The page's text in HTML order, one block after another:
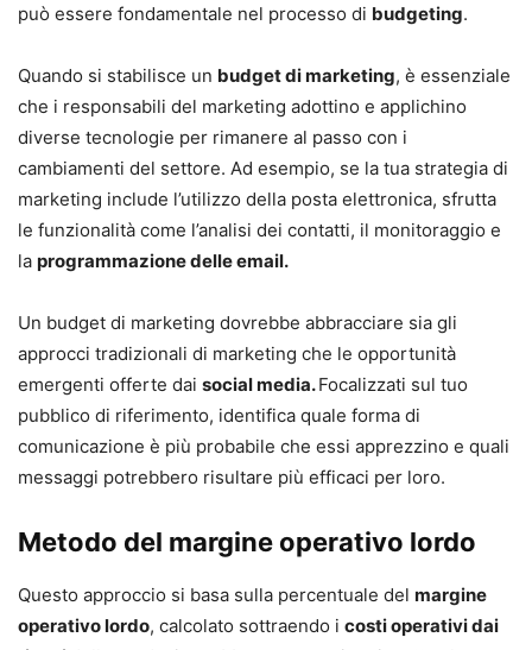
può essere fondamentale nel processo di budgeting.
Quando si stabilisce un budget di marketing, è essenziale
che i responsabili del marketing adottino e applichino
diverse tecnologie per rimanere al passo con i
cambiamenti del settore. Ad esempio, se la tua strategia di
marketing include l’utilizzo della posta elettronica, sfrutta
le funzionalità come l’analisi dei contatti, il monitoraggio e
la programmazione delle email.
Un budget di marketing dovrebbe abbracciare sia gli
approcci tradizionali di marketing che le opportunità
emergenti offerte dai social media.Focalizzati sul tuo
pubblico di riferimento, identifica quale forma di
comunicazione è più probabile che essi apprezzino e quali
messaggi potrebbero risultare più efficaci per loro.
Metodo del margine operativo lordo
Questo approccio si basa sulla percentuale del margine
operativo lordo, calcolato sottraendo i costi operativi dai